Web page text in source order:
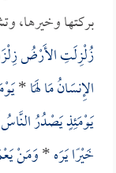
بركتها وخيرها،
زُلْزِلَتِ الأَرْضُ
الإِنسَانُ مَا لَهَا*
يَوْمَئِذٍ يَصْدُرُ النَّاسُ
خَيْرًا يَرَه*وَمَنْ